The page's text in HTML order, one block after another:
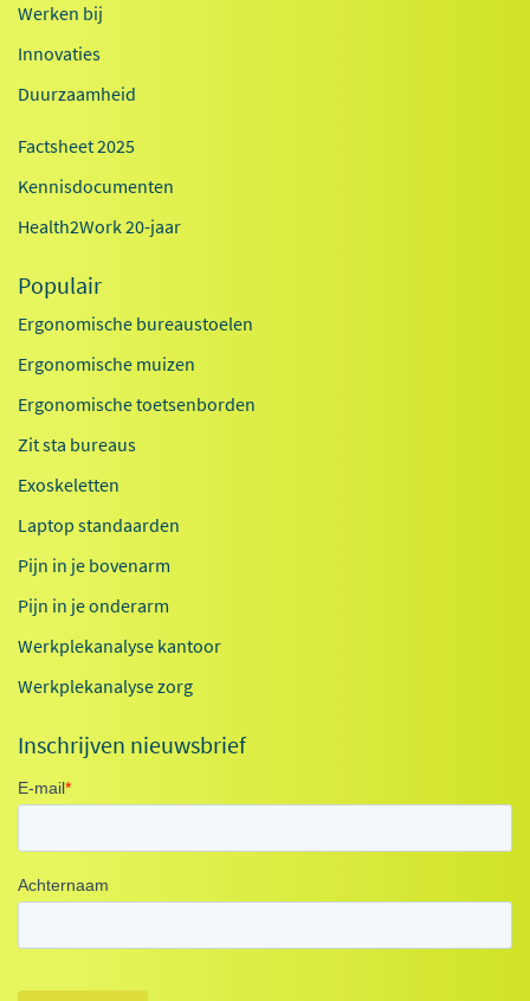
Werken bij
Innovaties
Duurzaamheid
Factsheet 2025
Kennisdocumenten
Health2Work 20-jaar
Populair
Ergonomische bureaustoelen
Ergonomische muizen
Ergonomische toetsenborden
Zit sta bureaus
Exoskeletten
Laptop standaarden
Pijn in je bovenarm
Pijn in je onderarm
Werkplekanalyse kantoor
Werkplekanalyse zorg
Inschrijven nieuwsbrief